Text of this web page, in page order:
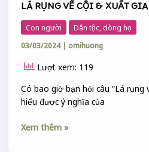
LÁ RỤNG VỀ CỘI & XUẤT GIA
Con người
Dân tộc, dòng họ
03/03/2024 | omihuong
Lượt xem: 119
Có bao giờ bạn hỏi câu “Lá rụng
hiểu được ý nghĩa của
Xem thêm »